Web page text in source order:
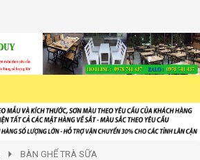
BÀN GHẾ TRÀ SỮA